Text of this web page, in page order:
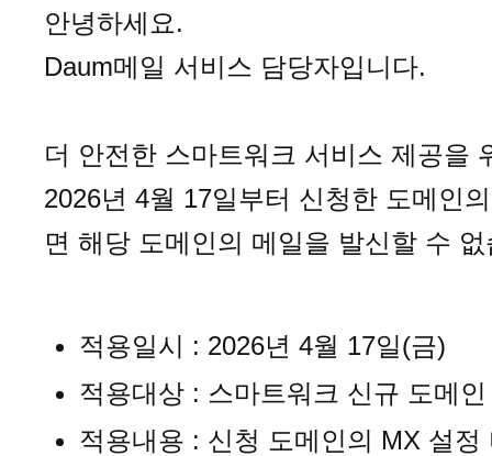
안녕하세요.
Daum메일 서비스 담당자입니다.
더 안전한 스마트워크 서비스 제공을
2026년 4월 17일부터 신청한 도메인
면 해당 도메인의 메일을 발신할 수
적용일시 : 2026년 4월 17일(금)
적용대상 : 스마트워크 신규 도메
적용내용 : 신청 도메인의 MX 설